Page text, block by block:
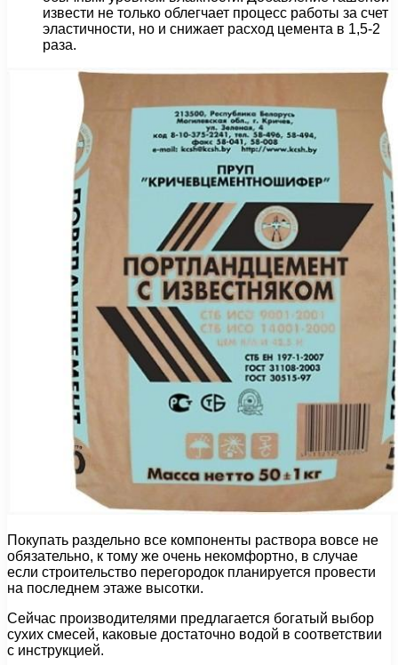
извести не только облегчает процесс работы за счет
эластичности, но и снижает расход цемента в 1,5-2
раза.
Покупать раздельно все компоненты раствора вовсе не
обязательно, к тому же очень некомфортно, в случае
если строительство перегородок планируется провести
на последнем этаже высотки.
Сейчас производителями предлагается богатый выбор
сухих смесей, каковые достаточно водой в соответствии
с инструкцией.